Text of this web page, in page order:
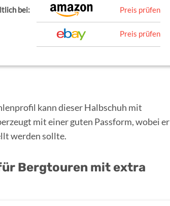
bei: Preis prüfen
Preis prüfen
kann dieser Halbschuh mit
mit einer guten Passform, wobei er
werden sollte.
Bergtouren mit extra